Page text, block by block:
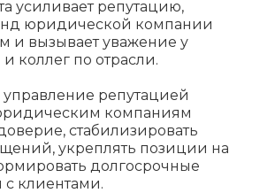
усиливает репутацию,
юридической компании
и вызывает уважение у
коллег по отрасли.
репутацией
компаниям
стабилизировать
укреплять позиции на
долгосрочные
клиентами.